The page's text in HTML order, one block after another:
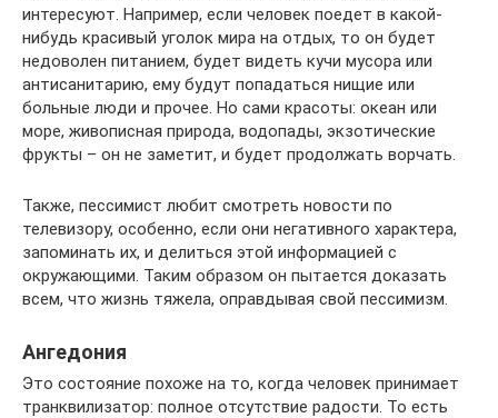
интересуют. Например, если человек поедет в какой-
нибудь красивый уголок мира на отдых, то он будет
недоволен питанием, будет видеть кучи мусора или
антисанитарию, ему будут попадаться нищие или
больные люди и прочее. Но сами красоты: океан или
море, живописная природа, водопады, экзотические
фрукты – он не заметит, и будет продолжать ворчать.
Также, пессимист любит смотреть новости по
телевизору, особенно, если они негативного характера,
запоминать их, и делиться этой информацией с
окружающими. Таким образом он пытается доказать
всем, что жизнь тяжела, оправдывая свой пессимизм.
Ангедония
Это состояние похоже на то, когда человек принимает
транквилизатор: полное отсутствие радости. То есть